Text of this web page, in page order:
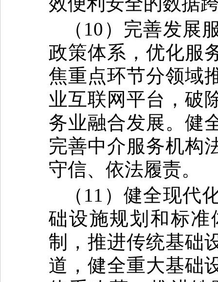
（10）完善发展
政策体系，优化服
焦重点环节分领域
业互联网平台，破
务业融合发展。健
完善中介服务机构
守信、依法履责。
（11）健全现代
础设施规划和标
制，推进传统基础
道，健全重大基础